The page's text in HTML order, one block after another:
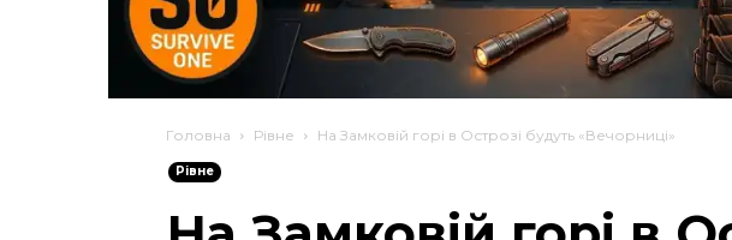
Головна Рівне На Замковій горі в Острозі будуть «Вечорниці»
Рівне